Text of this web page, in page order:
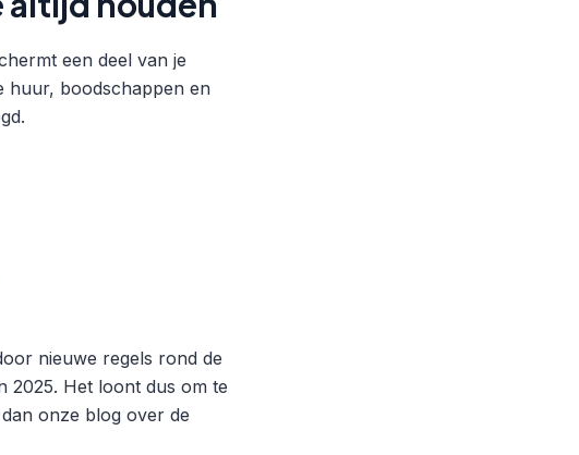
een deel van je
huur, boodschappen en
nieuwe regels rond de
2025. Het loont dus om te
onze blog over de